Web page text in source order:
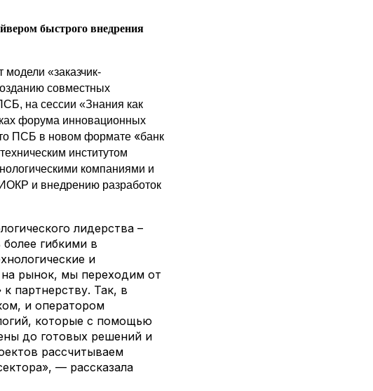
быстрого внедрения
модели «заказчик-
совместных
на сессии «Знания как
форума инновационных
ПСБ в новом формате «банк
институтом
компаниями и
и внедрению разработок
лидерства –
гибкими в
и
рынок, мы переходим от
партнерству. Так, в
и оператором
которые с помощью
до готовых решений и
рассчитываем
— рассказала